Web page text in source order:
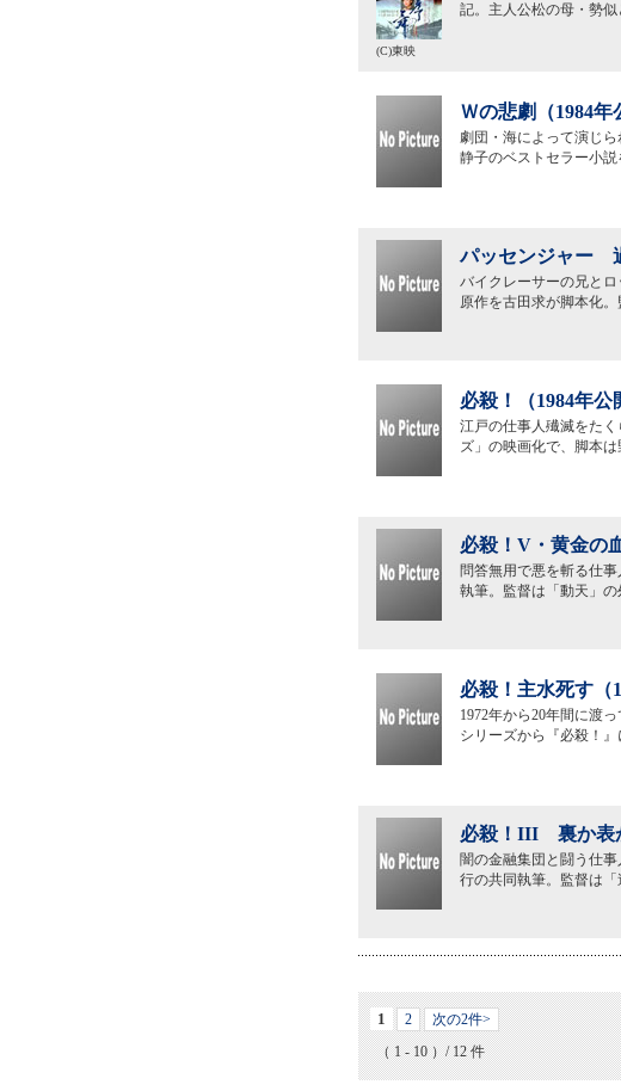
記。主人公松の母・勢
(C)東映
Ｗの悲劇（1984年
劇団・海によって演じ
静子のベストセラー小
パッセンジャー
バイクレーサーの兄と
原作を古田求が脚本化
必殺！（1984年公
江戸の仕事人殱滅をた
ズ」の映画化で、脚本
必殺！V・黄金の
問答無用で悪を斬る仕
執筆。監督は「動天」
必殺！主水死す（
1972年から20年間に渡
シリーズから『必殺！
必殺！III 裏か表
闇の金融集団と闘う仕
行の共同執筆。監督は
1 2
次の2件>
（ 1 - 10 ）/ 12 件